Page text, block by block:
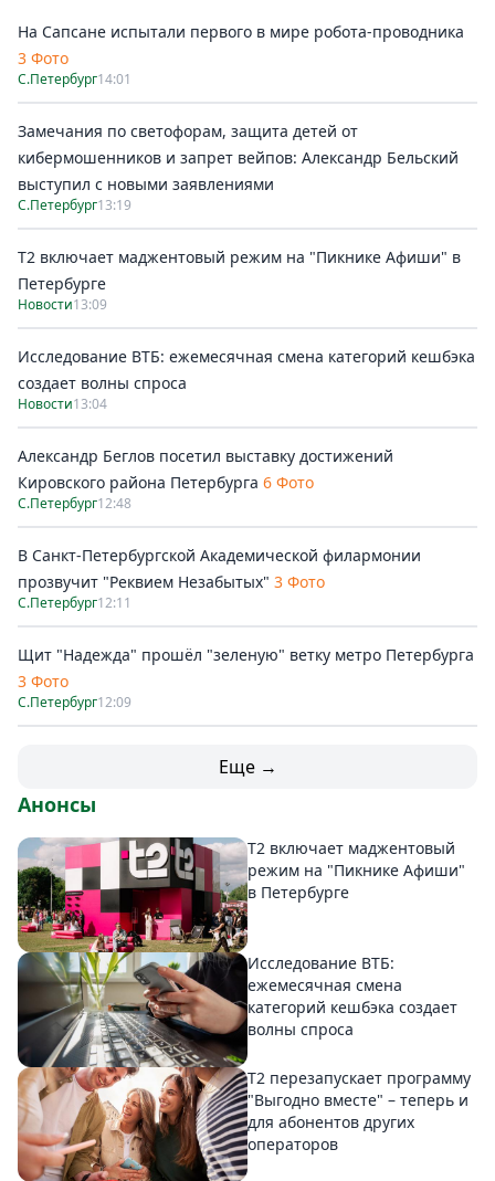
На Сапсане испытали первого в мире робота-проводника
3 Фото
С.Петербург14:01
Замечания по светофорам, защита детей от
кибермошенников и запрет вейпов: Александр Бельский
выступил с новыми заявлениями
С.Петербург13:19
Т2 включает маджентовый режим на "Пикнике Афиши" в
Петербурге
Новости13:09
Исследование ВТБ: ежемесячная смена категорий кешбэка
создает волны спроса
Новости13:04
Александр Беглов посетил выставку достижений
Кировского района Петербурга 6 Фото
С.Петербург12:48
В Санкт-Петербургской Академической филармонии
прозвучит "Реквием Незабытых" 3 Фото
С.Петербург12:11
Щит "Надежда" прошёл "зеленую" ветку метро Петербурга
3 Фото
С.Петербург12:09
Еще →
Анонсы
Т2 включает маджентовый
режим на "Пикнике Афиши"
в Петербурге
Исследование ВТБ:
ежемесячная смена
категорий кешбэка создает
волны спроса
Т2 перезапускает программу
"Выгодно вместе" – теперь и
для абонентов других
операторов